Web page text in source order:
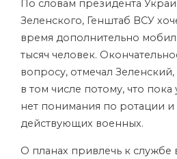
По словам президента
Зеленского, Генштаб ВСУ
время дополнительно
тысяч человек.
вопросу, отмечал
в том числе потому, что
нет понимания по ротации и
действующих военных.
О планах привлечь к